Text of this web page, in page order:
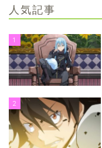
人気記事
1
2